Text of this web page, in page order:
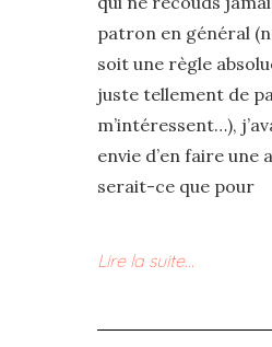
patron en général
soit une règle
juste tellement de
m’intéressent…),
envie d’en faire une
serait-ce que pour
Lire la suite…